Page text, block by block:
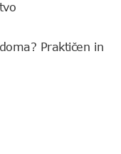
Praktičen in